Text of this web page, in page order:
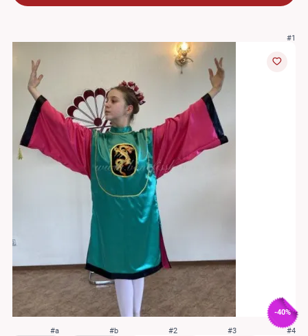
#1
-40%
#a #b #2 #3 #4